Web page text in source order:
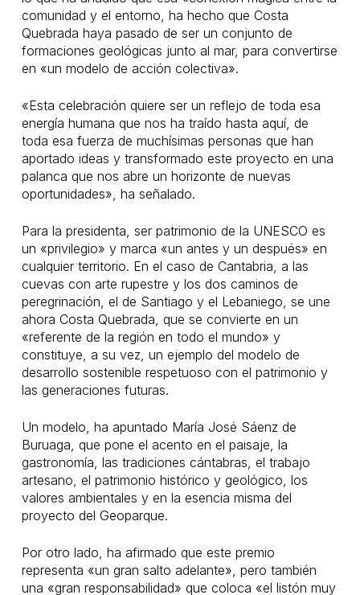
comunidad y el entorno, ha hecho que Costa
Quebrada haya pasado de ser un conjunto de
formaciones geológicas junto al mar, para convertirse
en «un modelo de acción colectiva».
«Esta celebración quiere ser un reflejo de toda esa
energía humana que nos ha traído hasta aquí, de
toda esa fuerza de muchísimas personas que han
aportado ideas y transformado este proyecto en una
palanca que nos abre un horizonte de nuevas
oportunidades», ha señalado.
Para la presidenta, ser patrimonio de la UNESCO es
un «privilegio» y marca «un antes y un después» en
cualquier territorio. En el caso de Cantabria, a las
cuevas con arte rupestre y los dos caminos de
peregrinación, el de Santiago y el Lebaniego, se une
ahora Costa Quebrada, que se convierte en un
«referente de la región en todo el mundo» y
constituye, a su vez, un ejemplo del modelo de
desarrollo sostenible respetuoso con el patrimonio y
las generaciones futuras.
Un modelo, ha apuntado María José Sáenz de
Buruaga, que pone el acento en el paisaje, la
gastronomía, las tradiciones cántabras, el trabajo
artesano, el patrimonio histórico y geológico, los
valores ambientales y en la esencia misma del
proyecto del Geoparque.
Por otro lado, ha afirmado que este premio
representa «un gran salto adelante», pero también
una «gran responsabilidad» que coloca «el listón muy